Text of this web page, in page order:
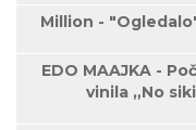
Million -
EDO MAAJKA -
vinila „No